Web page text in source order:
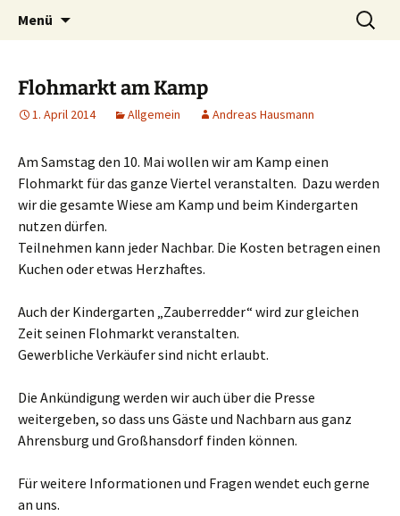
Interessenvertretung
Ahrensburger Kamp e. V.
Ahrensburg, Schleswig-Holstein
Menü
Suchen
nach:
Flohmarkt am Kamp
1. April 2014 Allgemein Andreas Hausmann
Am Samstag den 10. Mai wollen wir am Kamp einen
Flohmarkt für das ganze Viertel veranstalten. Dazu werden
wir die gesamte Wiese am Kamp und beim Kindergarten
nutzen dürfen.
Teilnehmen kann jeder Nachbar. Die Kosten betragen einen
Kuchen oder etwas Herzhaftes.
Auch der Kindergarten „Zauberredder“ wird zur gleichen
Zeit seinen Flohmarkt veranstalten.
Gewerbliche Verkäufer sind nicht erlaubt.
Die Ankündigung werden wir auch über die Presse
weitergeben, so dass uns Gäste und Nachbarn aus ganz
Ahrensburg und Großhansdorf finden können.
Für weitere Informationen und Fragen wendet euch gerne
an uns.